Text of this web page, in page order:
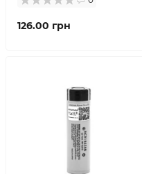
126.00 грн